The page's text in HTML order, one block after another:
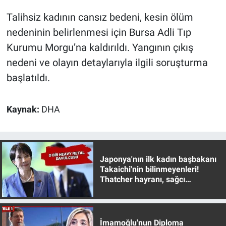
Talihsiz kadının cansız bedeni, kesin ölüm
nedeninin belirlenmesi için Bursa Adli Tıp
Kurumu Morgu’na kaldırıldı. Yangının çıkış
nedeni ve olayın detaylarıyla ilgili soruşturma
başlatıldı.
Kaynak: DHA
Japonya'nın ilk kadın başbakanı
Takaichi'nin bilinmeyenleri!
Thatcher hayranı, sağcı
İmamoğlu'nun Diploma
Popüler
Programlar
Sağlık
Spor
Türkiye'nin Geleceği
Türkiye'nin Gündemi
Yerel Gündem